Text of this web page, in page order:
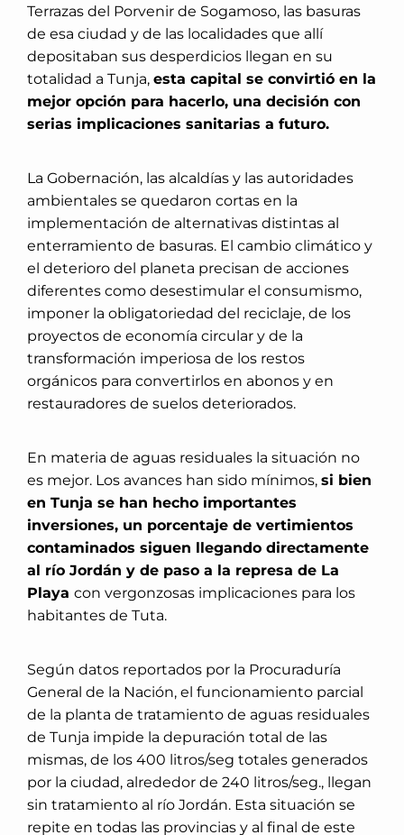
Terrazas del Porvenir de Sogamoso, las basuras
de esa ciudad y de las localidades que allí
depositaban sus desperdicios llegan en su
totalidad a Tunja, esta capital se convirtió en la
mejor opción para hacerlo, una decisión con
serias implicaciones sanitarias a futuro.
La Gobernación, las alcaldías y las autoridades
ambientales se quedaron cortas en la
implementación de alternativas distintas al
enterramiento de basuras. El cambio climático y
el deterioro del planeta precisan de acciones
diferentes como desestimular el consumismo,
imponer la obligatoriedad del reciclaje, de los
proyectos de economía circular y de la
transformación imperiosa de los restos
orgánicos para convertirlos en abonos y en
restauradores de suelos deteriorados.
En materia de aguas residuales la situación no
es mejor. Los avances han sido mínimos, si bien
en Tunja se han hecho importantes
inversiones, un porcentaje de vertimientos
contaminados siguen llegando directamente
al río Jordán y de paso a la represa de La
Playa con vergonzosas implicaciones para los
habitantes de Tuta.
Según datos reportados por la Procuraduría
General de la Nación, el funcionamiento parcial
de la planta de tratamiento de aguas residuales
de Tunja impide la depuración total de las
mismas, de los 400 litros/seg totales generados
por la ciudad, alrededor de 240 litros/seg., llegan
sin tratamiento al río Jordán. Esta situación se
repite en todas las provincias y al final de este